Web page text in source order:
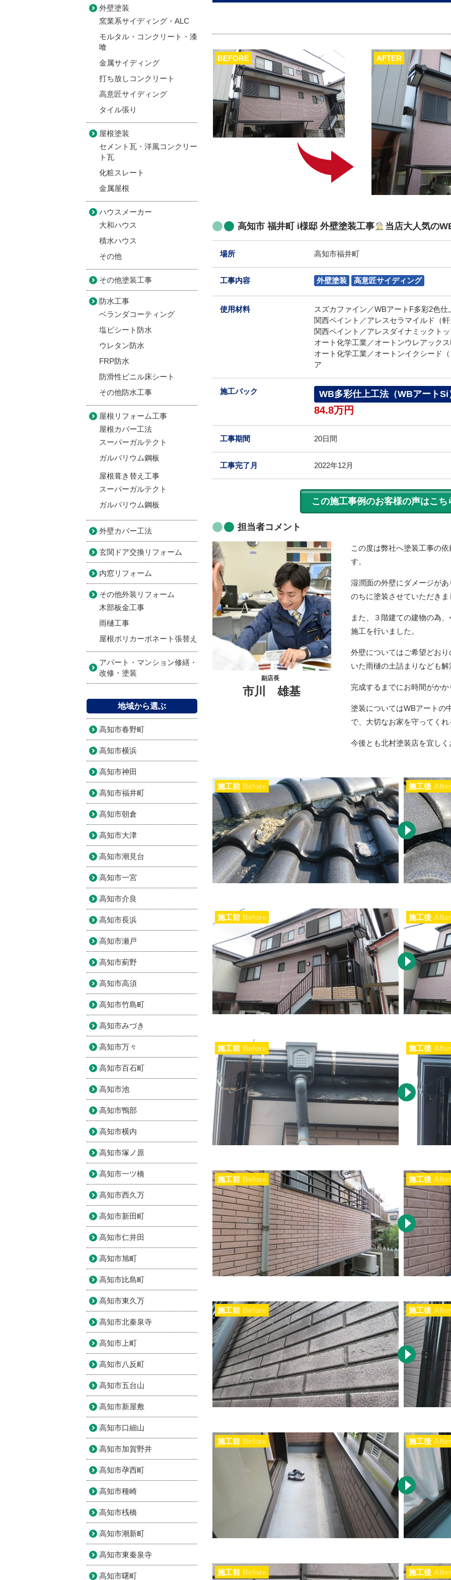
AFTER
BEFORE
高知市 福井町 i様邸 外壁塗装工事 当店大人気の
場所 高知市福井町
工事内容 外壁塗装 高意匠サイディング
使用材料
スズカファイン／WBアートF多彩2色
関西ペイント／アレスセラマイルド（
関西ペイント／アレスダイナミックト
オート化学工業／オートンウレアック
オート化学工業／オートンイクシード
ア
施工パック WB多彩仕上工法（WBアートSi
84.8万円
工事期間 20日間
工事完了月 2022年12月
この施工事例のお客様の声はこち
担当者コメント
副店長
市川 雄基
この度は弊社へ塗装工事の
す。
湿潤面の外壁にダメージが
のちに塗装させていただきま
また、３階建ての建物の為
施工を行いました。
外壁についてはご希望どお
いた雨樋の土詰まりなども
完成するまでにお時間がか
塗装についてはWBアートの
で、大切なお家を守ってく
今後とも北村塗装店を宜し
施工前 Before 施工後 After
施工前 Before 施工後 After
施工前 Before 施工後 After
施工前 Before 施工後 After
施工前 Before 施工後 After
施工前 Before 施工後 After
施工前 Before 施工後 After
外壁塗装
窯業系サイディング・ALC
モルタル・コンクリート・漆
喰
金属サイディング
打ち放しコンクリート
高意匠サイディング
タイル張り
屋根塗装
セメント瓦・洋風コンクリー
ト瓦
化粧スレート
金属屋根
ハウスメーカー
大和ハウス
積水ハウス
その他
その他塗装工事
防水工事
ベランダコーティング
塩ビシート防水
ウレタン防水
FRP防水
防滑性ビニル床シート
その他防水工事
屋根リフォーム工事
屋根カバー工法
スーパーガルテクト
ガルバリウム鋼板
屋根葺き替え工事
スーパーガルテクト
ガルバリウム鋼板
外壁カバー工法
玄関ドア交換リフォーム
内窓リフォーム
その他外装リフォーム
木部板金工事
雨樋工事
屋根ポリカーボネート張替え
アパート・マンション修繕・
改修・塗装
地域から選ぶ
高知市春野町
高知市横浜
高知市神田
高知市福井町
高知市朝倉
高知市大津
高知市潮見台
高知市一宮
高知市介良
高知市長浜
高知市瀬戸
高知市薊野
高知市高須
高知市竹島町
高知市みづき
高知市万々
高知市百石町
高知市池
高知市鴨部
高知市横内
高知市塚ノ原
高知市一ツ橋
高知市西久万
高知市新田町
高知市仁井田
高知市旭町
高知市比島町
高知市東久万
高知市北秦泉寺
高知市上町
高知市八反町
高知市五台山
高知市新屋敷
高知市口細山
高知市加賀野井
高知市孕西町
高知市種崎
高知市桟橋
高知市潮新町
高知市東秦泉寺
高知市曙町